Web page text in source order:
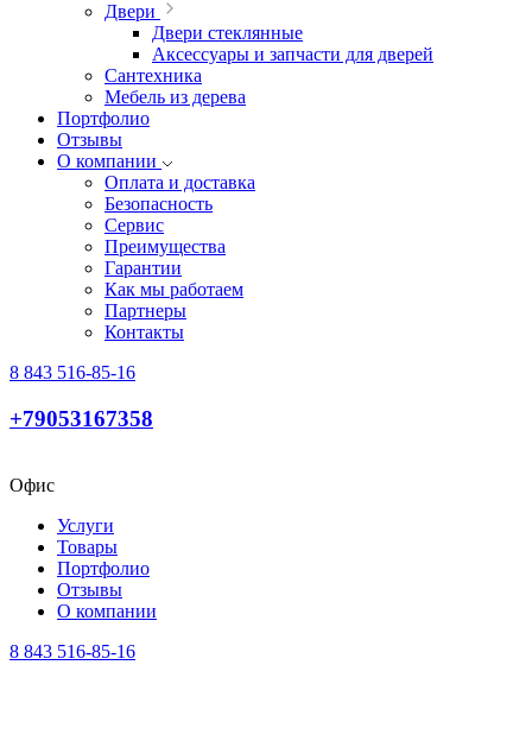
Двери
Двери стеклянные
Аксессуары и запчасти для дверей
Сантехника
Мебель из дерева
Портфолио
Отзывы
О компании
Оплата и доставка
Безопасность
Сервис
Преимущества
Гарантии
Как мы работаем
Партнеры
Контакты
8 843 516-85-16
+79053167358
Офис
Услуги
Товары
Портфолио
Отзывы
О компании
8 843 516-85-16